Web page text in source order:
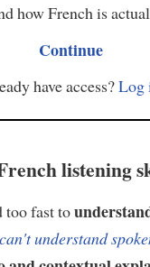
how French is
Continue
have access?Log
listening
too fast to
understand